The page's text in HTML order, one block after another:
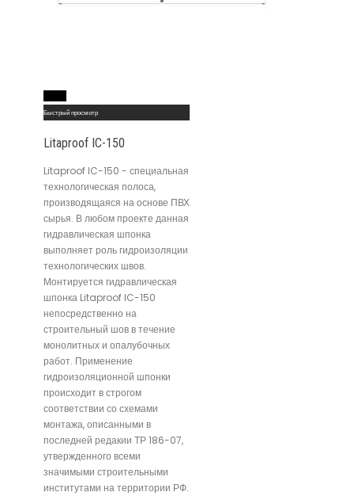
Быстрый просмотр
Litaproof IC-150
Litaproof IC-150 - специальная
технологическая полоса,
производящаяся на основе ПВХ
сырья. В любом проекте данная
гидравлическая шпонка
выполняет роль гидроизоляции
технологических швов.
Монтируется гидравлическая
шпонка Litaproof IC-150
непосредственно на
строительный шов в течение
монолитных и опалубочных
работ. Применение
гидроизоляционной шпонки
происходит в строгом
соответствии со схемами
монтажа, описанными в
последней редакии ТР 186-07,
утвержденного всеми
значимыми строительными
институтами на территории РФ.